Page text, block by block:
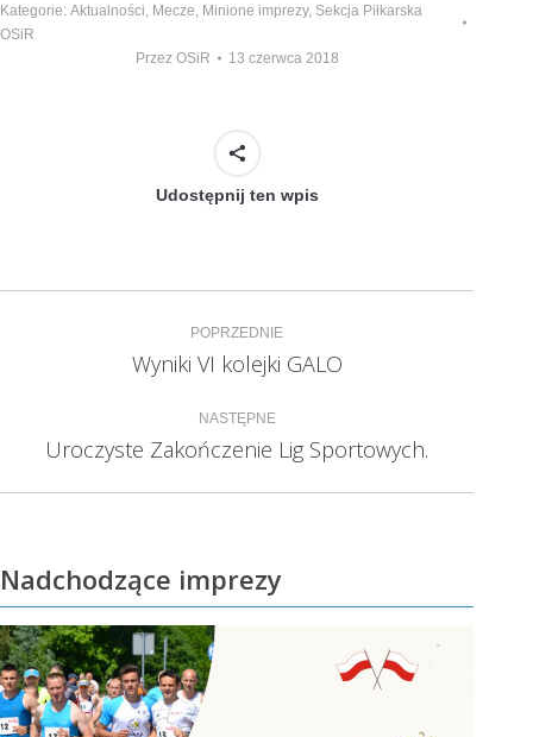
Kategorie: Aktualności, Mecze, Minione imprezy, Sekcja Piłkarska
OSiR
Przez OSiR 13 czerwca 2018
Udostępnij ten wpis
Nawigacja
wpisów
POPRZEDNIE
Poprzedni
wpis:
Wyniki VI kolejki GALO
NASTĘPNE
Następny
Uroczyste Zakończenie Lig Sportowych.
Nadchodzące imprezy